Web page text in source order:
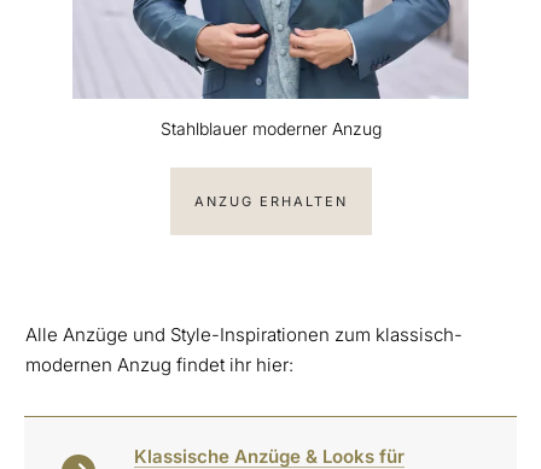
Stahlblauer moderner Anzug
ANZUG ERHALTEN
Alle Anzüge und Style-Inspirationen zum klassisch-
modernen Anzug findet ihr hier:
Klassische Anzüge & Looks für